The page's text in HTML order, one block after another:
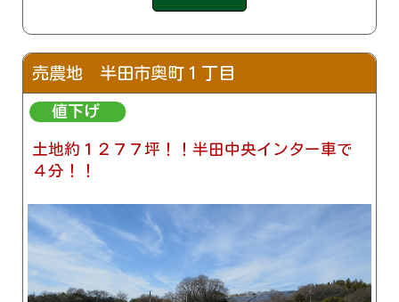
売農地 半田市奥町１丁目
土地約１２７７坪！！半田中央インター車で
４分！！